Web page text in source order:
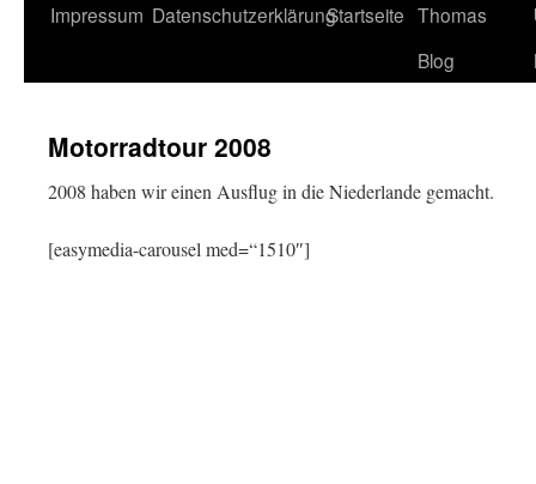
Impressum DatenschutzerklärungStartseite Thomas
Blog
Motorradtour 2008
2008 haben wir einen Ausflug in die Niederlande gemacht.
[easymedia-carousel med=“1510″]